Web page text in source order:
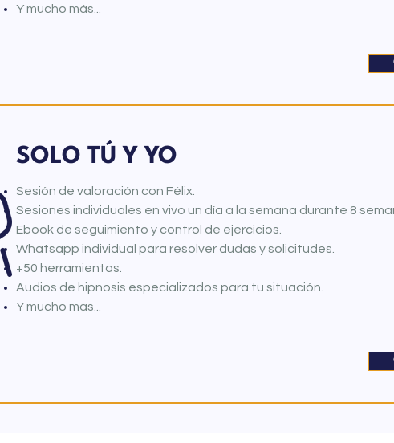
Y mucho más...
SOLO TÚ Y YO
Sesión de valoración con Félix.
Sesiones individuales en vivo un día a la semana durante 8
Ebook de seguimiento y control de ejercicios.
Whatsapp individual para resolver dudas y solicitudes.
+50 herramientas.
Audios de hipnosis especializados para tu situación.
Y mucho más...